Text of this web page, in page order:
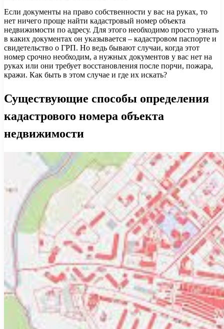
Если документы на право собственности у вас на руках, то
нет ничего проще найти кадастровый номер объекта
недвижимости по адресу. Для этого необходимо просто узнать
в каких документах он указывается – кадастровом паспорте и
свидетельство о ГРП. Но ведь бывают случаи, когда этот
номер срочно необходим, а нужных документов у вас нет на
руках или они требует восстановления после порчи, пожара,
кражи. Как быть в этом случае и где их искать?
Существующие способы определения
кадастрового номера объекта
недвижимости